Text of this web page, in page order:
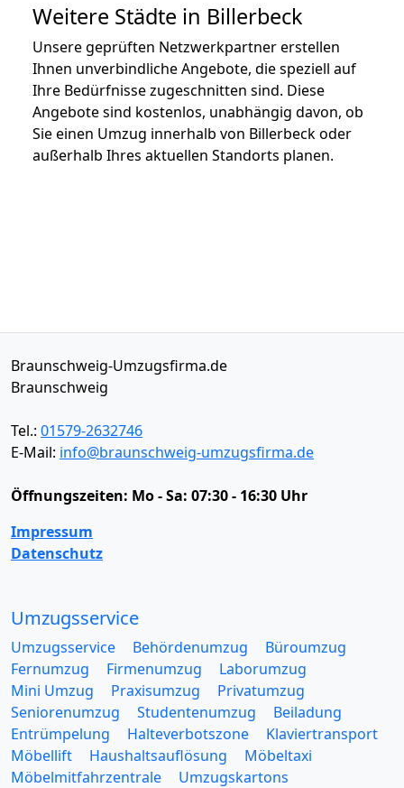
Weitere Städte in Billerbeck
Unsere geprüften Netzwerkpartner erstellen
Ihnen unverbindliche Angebote, die speziell auf
Ihre Bedürfnisse zugeschnitten sind. Diese
Angebote sind kostenlos, unabhängig davon, ob
Sie einen Umzug innerhalb von Billerbeck oder
außerhalb Ihres aktuellen Standorts planen.
Braunschweig-Umzugsfirma.de
Braunschweig
Tel.: 01579-2632746
E-Mail: info@braunschweig-umzugsfirma.de
Öffnungszeiten: Mo - Sa: 07:30 - 16:30 Uhr
Impressum
Datenschutz
Umzugsservice
Umzugsservice Behördenumzug
Büroumzug
Fernumzug
Firmenumzug
Laborumzug
Mini Umzug
Praxisumzug
Privatumzug
Seniorenumzug
Studentenumzug
Beiladung
Entrümpelung
Halteverbotszone
Klaviertransport
Möbellift
Haushaltsauflösung
Möbeltaxi
Möbelmitfahrzentrale
Umzugskartons